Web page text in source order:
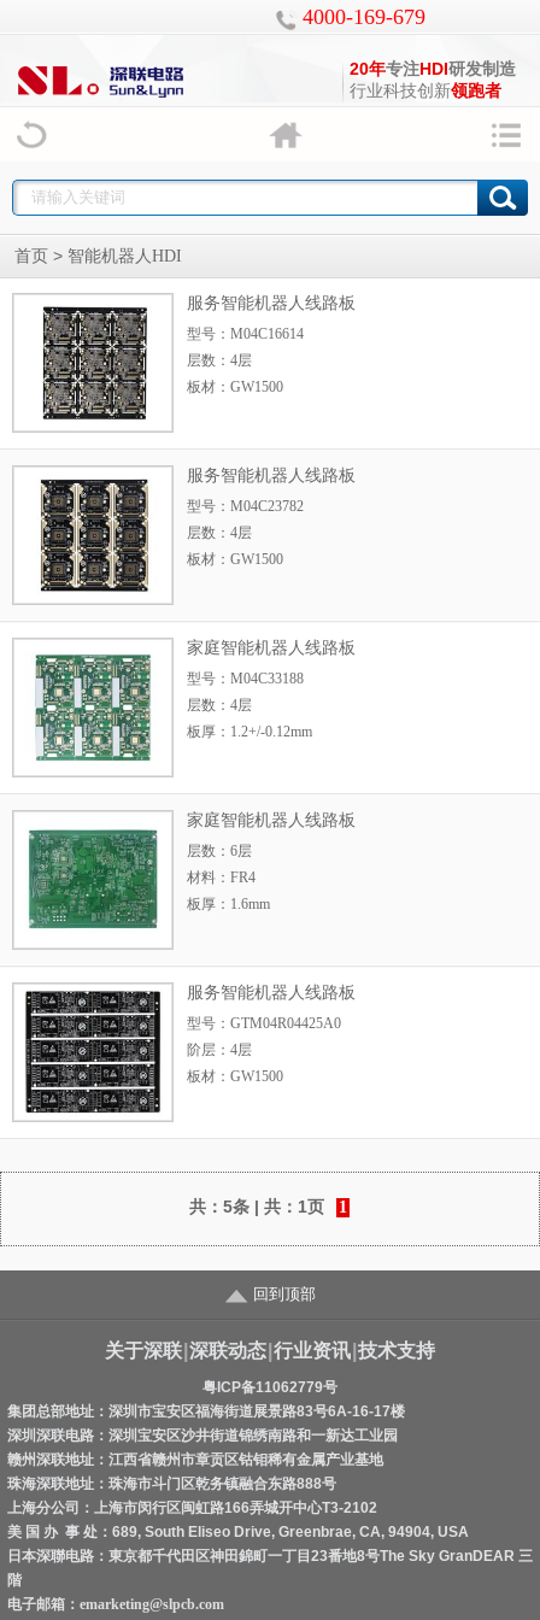
4000-169-679
20年专注HDI研发制造
行业科技创新领跑者
首页 > 智能机器人HDI
服务智能机器人线路板
型号：M04C16614
层数：4层
板材：GW1500
服务智能机器人线路板
型号：M04C23782
层数：4层
板材：GW1500
家庭智能机器人线路板
型号：M04C33188
层数：4层
板厚：1.2+/-0.12mm
家庭智能机器人线路板
层数：6层
材料：FR4
板厚：1.6mm
服务智能机器人线路板
型号：GTM04R04425A0
阶层：4层
板材：GW1500
共： 5条| 共： 1页 1
回到顶部
关于深联 深联动态 行业资讯 技术支持
粤ICP备11062779号
集团总部地址：深圳市宝安区福海街道展景路83号6A-16-17楼
深圳深联电路：深圳宝安区沙井街道锦绣南路和一新达工业园
赣州深联地址：江西省赣州市章贡区钴钼稀有金属产业基地
珠海深联地址：珠海市斗门区乾务镇融合东路888号
上海分公司：上海市闵行区闽虹路166弄城开中心T3-2102
美 国 办 事 处：689, South Eliseo Drive, Greenbrae, CA, 94904, USA
日本深聯电路：東京都千代田区神田錦町一丁目23番地8号The Sky GranDEAR 三
階
电子邮箱： emarketing@slpcb.com